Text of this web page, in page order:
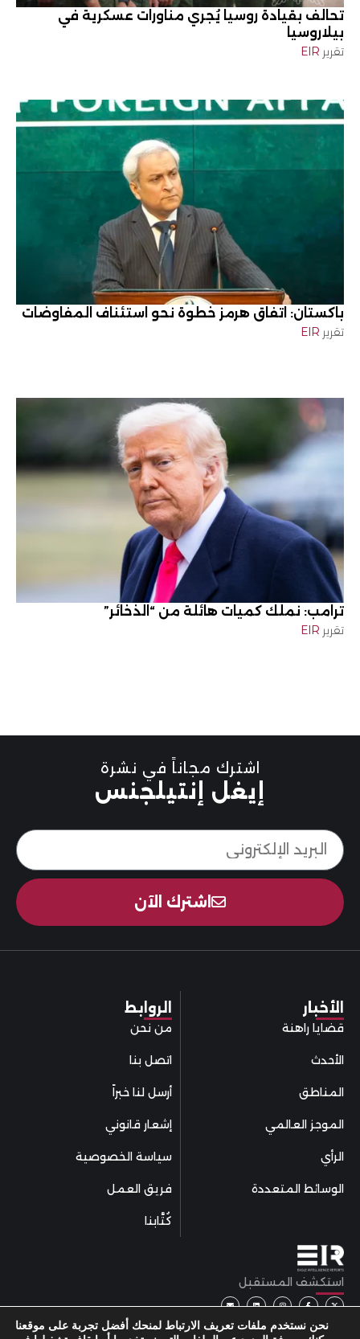
تحالف بقيادة روسيا يُجري مناورات عسكرية في
بيلاروسيا
تقرير EIR
باكستان: اتفاق هرمز خطوة نحو استئناف المفاوضات
تقرير EIR
ترامب: نملك كميات هائلة من “الذخائر”
تقرير EIR
اشترك مجاناً في نشرة
إيغل إنتيلجنس
اشترك الآن
الأخبار
قضايا راهنة
الأحدث
المناطق
الموجز العالمي
الرأي
الوسائط المتعددة
الروابط
من نحن
اتصل بنا
أرسل لنا خبراً
إشعار قانوني
سياسة الخصوصية
فريق العمل
كُتَّابنا
استكشف المستقبل
نحن نستخدم ملفات تعريف الارتباط لمنحك أفضل تجربة على موقعنا